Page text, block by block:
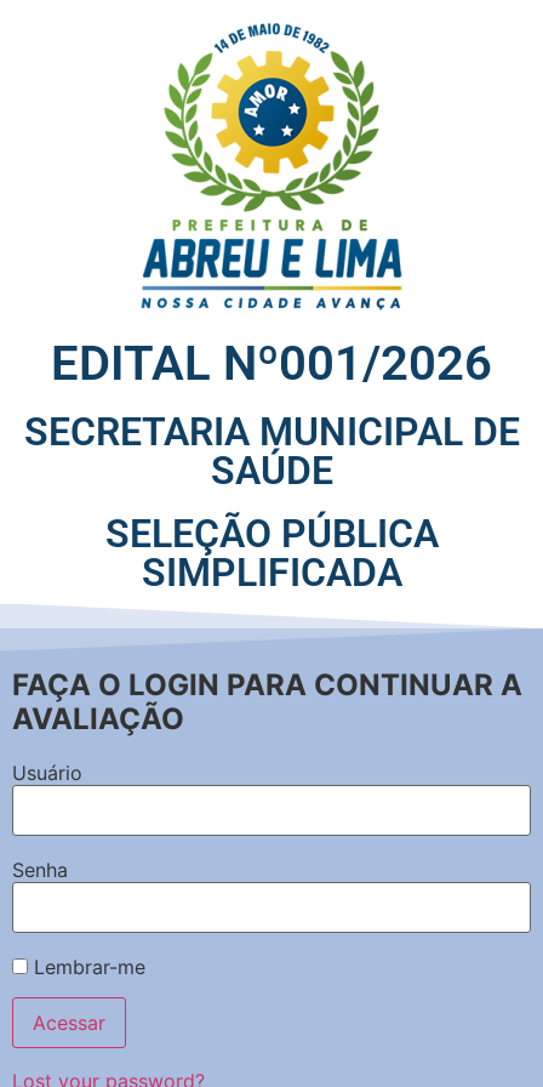
EDITAL Nº001/2026
SECRETARIA MUNICIPAL DE
SAÚDE
SELEÇÃO PÚBLICA
SIMPLIFICADA
FAÇA O LOGIN PARA CONTINUAR A
AVALIAÇÃO
Usuário
Senha
Lembrar-me
Lost your password?